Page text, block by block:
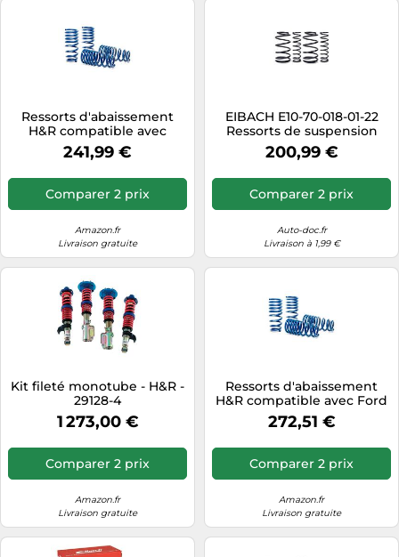
Ressorts d'abaissement
H&R compatible avec
Volkswagen Golf VIII 2020-
a partir de 991kg (Multibras)
241,99 €
Comparer 2 prix
Amazon.fr
Livraison gratuite
EIBACH E10-70-018-01-22
Ressorts de suspension
200,99 €
Comparer 2 prix
Auto-doc.fr
Livraison à 1,99 €
Kit fileté monotube - H&R -
29128-4
1 273,00 €
Comparer 2 prix
Amazon.fr
Livraison gratuite
Ressorts d'abaissement
H&R compatible avec Ford
Kuga III 2.5 Duratec FHEV
(Essieu de Torsion) (2WD)
272,51 €
Comparer 2 prix
Amazon.fr
Livraison gratuite